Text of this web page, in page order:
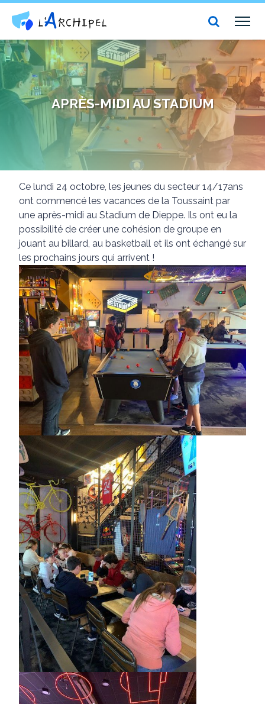
Centre social et culturel l'Archipel
APRÈS-MIDI AU STADIUM
Ce lundi 24 octobre, les jeunes du secteur 14/17ans
ont commencé les vacances de la Toussaint par
une après-midi au Stadium de Dieppe. Ils ont eu la
possibilité de créer une cohésion de groupe en
jouant au billard, au basketball et ils ont échangé sur
les prochains jours qui arrivent !